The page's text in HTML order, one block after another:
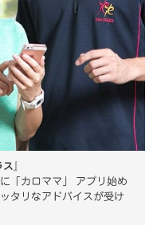
』
「カロママ」 アプリ始め
タリなアドバイスが受け